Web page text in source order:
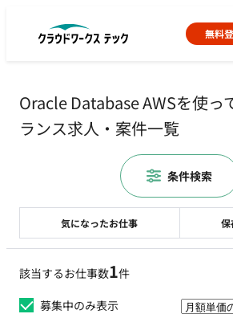
無料
Oracle Database AWSを使っ
ランス求人・案件一覧
該当するお仕事数1件
募集中のみ表示
気になったお仕事 保
条件検索